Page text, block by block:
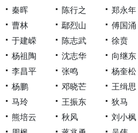
秦晖 陈行之 郑永年
曹林
鄢烈山 傅国涌
于建嵘
陈志武 徐贲
杨祖陶
沈志华 向继东
李昌平
张鸣 杨奎松
杨鹏
邓晓芒 王缉思
马玲
王振东 狄马
熊培云
秋风 刘小枫